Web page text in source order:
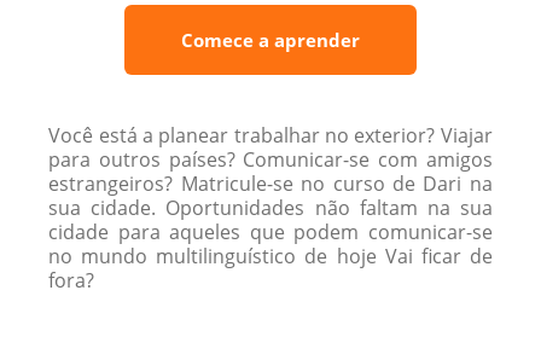
Comece a aprender
Você está a planear trabalhar no exterior? Viajar
para outros países? Comunicar-se com amigos
estrangeiros? Matricule-se no curso de Dari na
sua cidade. Oportunidades não faltam na sua
cidade para aqueles que podem comunicar-se
no mundo multilinguístico de hoje Vai ficar de
fora?